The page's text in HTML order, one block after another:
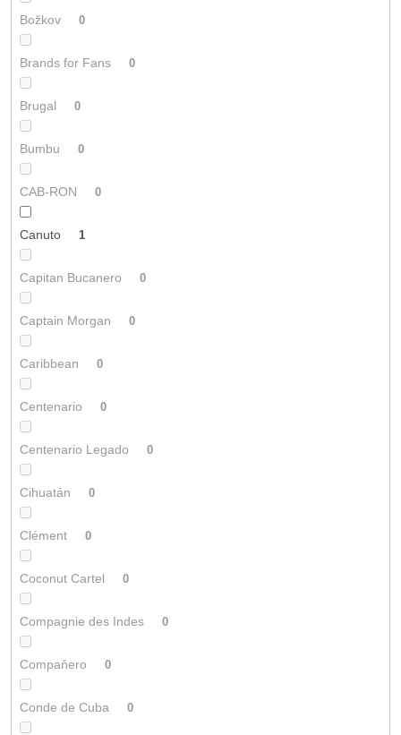
Božkov 0
Brands for Fans 0
Brugal 0
Bumbu 0
CAB-RON 0
Canuto 1
Capitan Bucanero 0
Captain Morgan 0
Caribbean 0
Centenario 0
Centenario Legado 0
Cihuatán 0
Clément 0
Coconut Cartel 0
Compagnie des Indes 0
Compaňero 0
Conde de Cuba 0